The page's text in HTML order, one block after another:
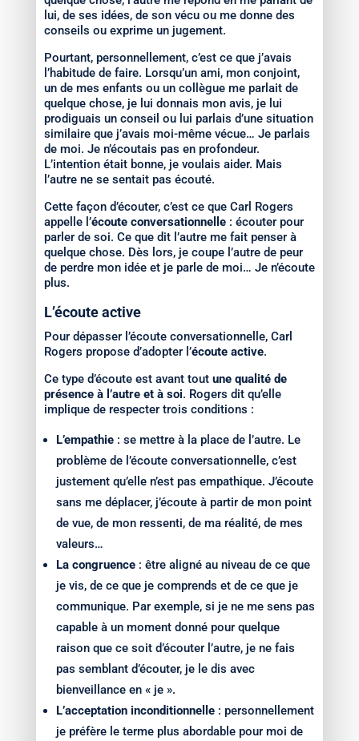
lui, de ses idées, de son vécu ou me donne des
conseils ou exprime un jugement.
Pourtant, personnellement, c’est ce que j’avais
l’habitude de faire. Lorsqu’un ami, mon conjoint,
un de mes enfants ou un collègue me parlait de
quelque chose, je lui donnais mon avis, je lui
prodiguais un conseil ou lui parlais d’une situation
similaire que j’avais moi-même vécue… Je parlais
de moi. Je n’écoutais pas en profondeur.
L’intention était bonne, je voulais aider. Mais
l’autre ne se sentait pas écouté.
Cette façon d’écouter, c’est ce que Carl Rogers
appelle l’écoute conversationnelle : écouter pour
parler de soi. Ce que dit l’autre me fait penser à
quelque chose. Dès lors, je coupe l’autre de peur
de perdre mon idée et je parle de moi… Je n’écoute
plus.
L’écoute active
Pour dépasser l’écoute conversationnelle, Carl
Rogers propose d’adopter l’écoute active.
Ce type d’écoute est avant tout une qualité de
présence à l’autre et à soi. Rogers dit qu’elle
implique de respecter trois conditions :
L’empathie: se mettre à la place de l’autre. Le
problème de l’écoute conversationnelle, c’est
justement qu’elle n’est pas empathique. J’écoute
sans me déplacer, j’écoute à partir de mon point
de vue, de mon ressenti, de ma réalité, de mes
valeurs…
La congruence: être aligné au niveau de ce que
je vis, de ce que je comprends et de ce que je
communique. Par exemple, si je ne me sens pas
capable à un moment donné pour quelque
raison que ce soit d’écouter l’autre, je ne fais
pas semblant d’écouter, je le dis avec
bienveillance en « je ».
L’acceptation inconditionnelle: personnellement
je préfère le terme plus abordable pour moi de